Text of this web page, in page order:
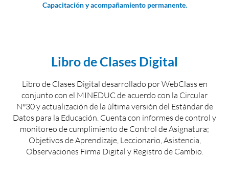
Capacitación y acompañamiento permanente.
Libro de Clases Digital
Libro de Clases Digital desarrollado por WebClass en
conjunto con el MINEDUC de acuerdo con la Circular
N°30 y actualización de la última versión del Estándar de
Datos para la Educación. Cuenta con informes de control y
monitoreo de cumplimiento de Control de Asignatura;
Objetivos de Aprendizaje, Leccionario, Asistencia,
Observaciones Firma Digital y Registro de Cambio.